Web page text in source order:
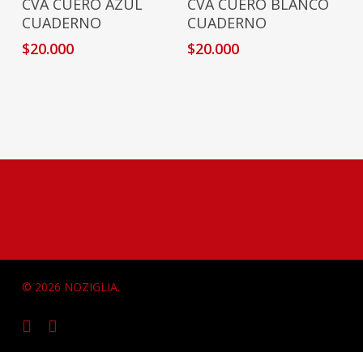
CVA CUERO AZUL
CUADERNO
$20.000
CVA CUERO BLANCO
CUADERNO
$20.000
© 2026 NOZIGLIA.
facebookinstagram